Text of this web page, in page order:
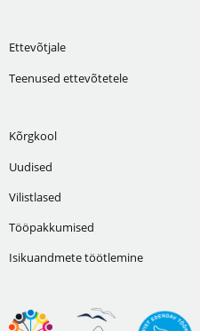
Ettevõtjale
Teenused ettevõtetele
Kõrgkool
Uudised
Vilistlased
Tööpakkumised
Isikuandmete töötlemine